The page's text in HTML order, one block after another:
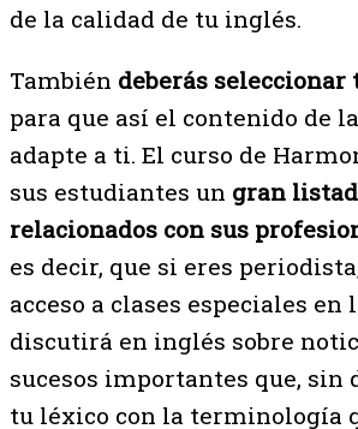
de la calidad de tu inglés.
También deberás seleccionar
para que así el contenido de
adapte a ti. El curso de
sus estudiantes un gran
relacionados con sus
es decir, que si eres
acceso a clases especiales en
discutirá en inglés sobre
sucesos importantes que, sin
tu léxico con la terminología